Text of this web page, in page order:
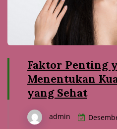
Faktor Penting
Menentukan
yang Sehat
admin